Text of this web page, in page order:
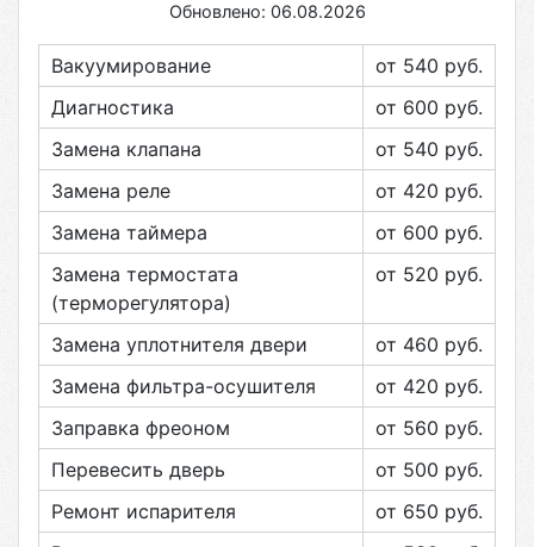
Обновлено: 06.08.2026
Вакуумирование от 540 руб.
Диагностика
от 600 руб.
Замена клапана
от 540 руб.
Замена реле
от 420 руб.
Замена таймера
от 600 руб.
Замена термостата
(терморегулятора)
от 520 руб.
Замена уплотнителя двери от 460 руб.
Замена фильтра-осушителя
от 420 руб.
Заправка фреоном
от 560 руб.
Перевесить дверь
от 500 руб.
Ремонт испарителя
от 650 руб.